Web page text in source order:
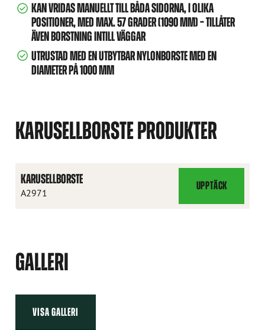
KAN VRIDAS MANUELLT TILL BÅDA SIDORNA, I OLIKA
POSITIONER, MED MAX. 57 GRADER (1090 MM) – TILLÅTER
ÄVEN BORSTNING INTILL VÄGGAR
UTRUSTAD MED EN UTBYTBAR NYLONBORSTE MED EN
DIAMETER PÅ 1000 MM
KARUSELLBORSTE PRODUKTER
KARUSELLBORSTE
A2971
UPPTÄCK
KARUSELLBORSTE
GALLERI
VISA GALLERI